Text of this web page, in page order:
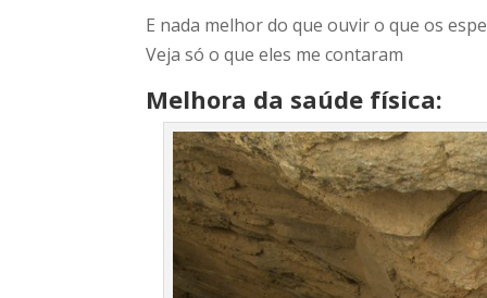
E nada melhor do que ouvir o que os
Veja só o que eles me contaram
Melhora da saúde física: